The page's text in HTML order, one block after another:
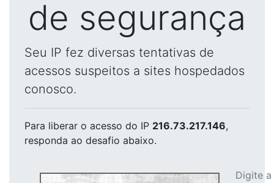
de segurança
Seu IP fez diversas tentativas de
acessos suspeitos a sites hospedados
conosco.
Para liberar o acesso do IP 216.73.217.146,
responda ao desafio abaixo.
Digite